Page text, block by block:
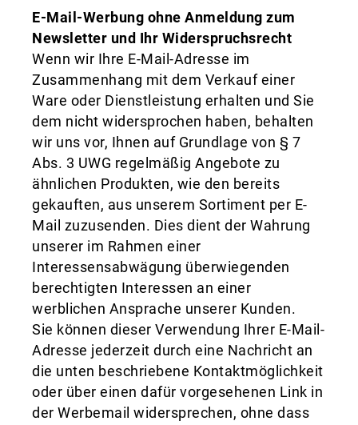
E-Mail-Werbung ohne Anmeldung zum
Newsletter und Ihr Widerspruchsrecht
Wenn wir Ihre E-Mail-Adresse im
Zusammenhang mit dem Verkauf einer
Ware oder Dienstleistung erhalten und Sie
dem nicht widersprochen haben, behalten
wir uns vor, Ihnen auf Grundlage von § 7
Abs. 3 UWG regelmäßig Angebote zu
ähnlichen Produkten, wie den bereits
gekauften, aus unserem Sortiment per E-
Mail zuzusenden. Dies dient der Wahrung
unserer im Rahmen einer
Interessensabwägung überwiegenden
berechtigten Interessen an einer
werblichen Ansprache unserer Kunden.
Sie können dieser Verwendung Ihrer E-Mail-
Adresse jederzeit durch eine Nachricht an
die unten beschriebene Kontaktmöglichkeit
oder über einen dafür vorgesehenen Link in
der Werbemail widersprechen, ohne dass